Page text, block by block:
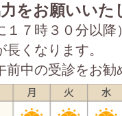
をお願いいた
１７時３０分以
くなります。
前中の受診をお勧